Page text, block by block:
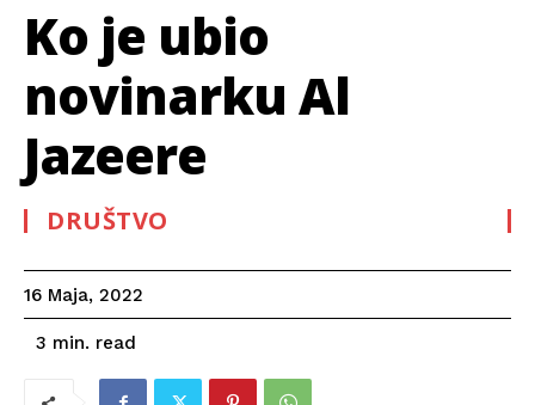
Ko je ubio
novinarku Al
Jazeere
DRUŠTVO
16 Maja, 2022
3 min. read